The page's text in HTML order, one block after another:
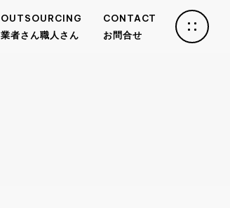
OUTSOURCING
業者さん職人さん
CONTACT
お問合せ